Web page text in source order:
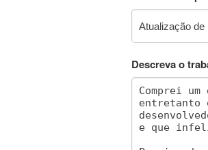
Descreva o